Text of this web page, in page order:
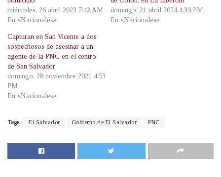
miércoles, 26 abril 2023 7:42 AM
En «Nacionales»
domingo, 21 abril 2024 4:39 PM
En «Nacionales»
Capturan en San Vicente a dos
sospechosos de asesinar a un
agente de la PNC en el centro
de San Salvador
domingo, 28 noviembre 2021 4:53
PM
En «Nacionales»
Tags: El Salvador Gobierno de El Salvador PNC